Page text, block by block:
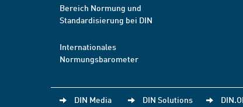
Bereich Normung und
Standardisierung bei DIN
Internationales
Normungsbarometer
DIN Media DIN Solutions